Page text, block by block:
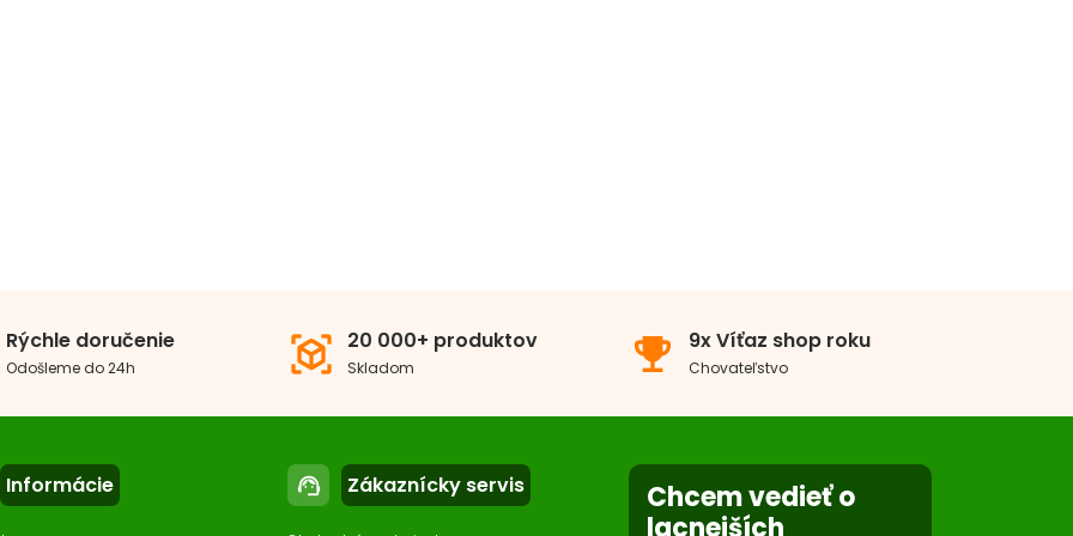
Rýchle doručenie
Odošleme do 24h view_in_ar 20 000+ produktov
Skladom emoji_events 9x Víťaz shop roku
Chovateľstvo
Informácie support_agent Zákaznícky servis
Chcem vedieť o
lacnejších